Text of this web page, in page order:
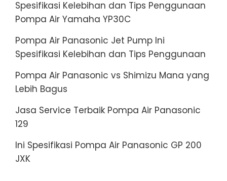
Spesifikasi Kelebihan dan Tips Penggunaan
Pompa Air Yamaha YP30C
Pompa Air Panasonic Jet Pump Ini
Spesifikasi Kelebihan dan Tips Penggunaan
Pompa Air Panasonic vs Shimizu Mana yang
Lebih Bagus
Jasa Service Terbaik Pompa Air Panasonic
129
Ini Spesifikasi Pompa Air Panasonic GP 200
JXK